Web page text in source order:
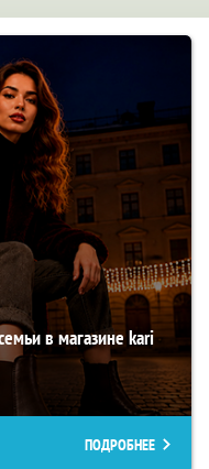
в магазине kari
ПОДРОБНЕЕ